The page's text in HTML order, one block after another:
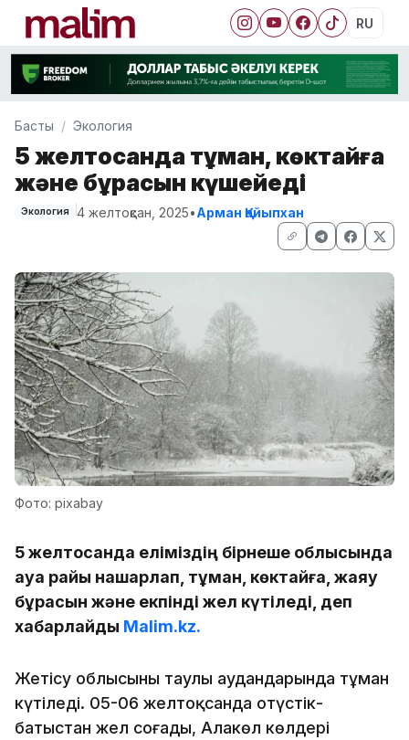
RU
Басты Экология
5 желтоқсанда тұман, көктайғақ
және бұрқасын күшейеді
Экология 4 желтоқсан, 2025•Арман Қайыпхан
Фото: pixabay
5 желтоқсанда еліміздің бірнеше облысында
ауа райы нашарлап, тұман, көктайғақ, жаяу
бұрқасын және екпінді жел күтіледі, деп
хабарлайды Malim.kz.
Жетісу облысының таулы аудандарында тұман
күтіледі. 05-06 желтоқсанда оңтүстік-
батыстан жел соғады, Алакөл көлдері